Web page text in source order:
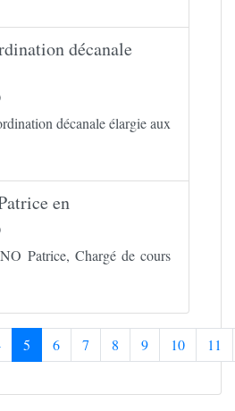
décanale
décanale élargie aux
en
Patrice, Chargé de cours
5 6 7 8 9 10 11